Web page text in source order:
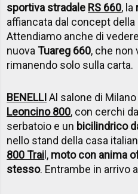
sportiva stradale RS 660, la
affiancata dal concept
Attendiamo anche di
nuovaTuareg 660, che non
rimanendo solo sulla carta.
BENELLIAl salone di
Leoncino 800, con cerchi
serbatoio e un bicilindrico
nello stand della casa
800 Trail, moto con anima
stesso. Entrambe in arrivo